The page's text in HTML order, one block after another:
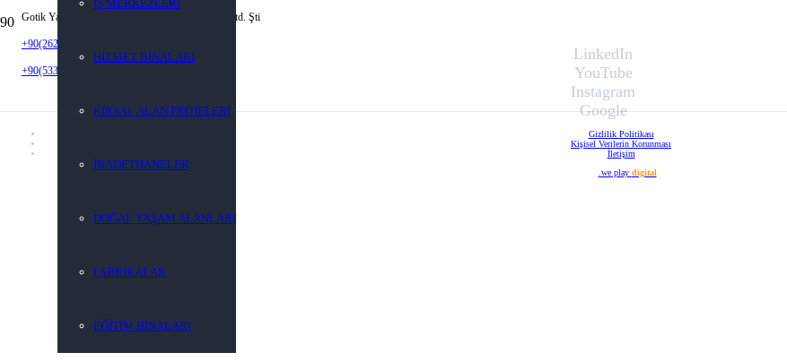
Gotik Yapı Mimarlık Mühendislik İnş. San. Tic. Ltd. Şti
+90(262) 452 92 22
+90(533) 923 59 05
İŞ MERKEZLERİ
HİZMET BİNALARI
KIRSAL ALAN PROJELERİ
İBADETHANELER
DOĞAL YAŞAM ALANLARI
FABRİKALAR
EĞİTİM BİNALARI
LinkedIn
YouTube
Instagram
Google
Gizlilik Politikası
Kişisel Verilerin Korunması
İletişim
.we play digital